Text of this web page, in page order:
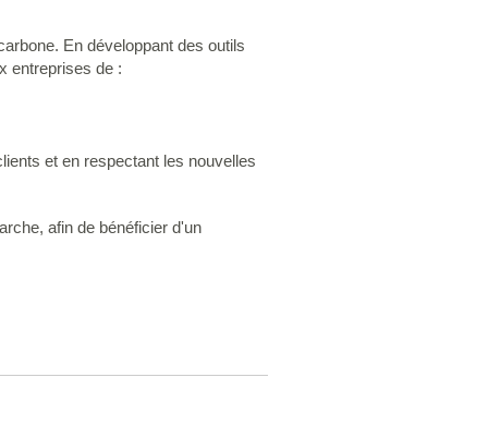
En développant des outils
entreprises de :
et en respectant les nouvelles
afin de bénéficier d'un